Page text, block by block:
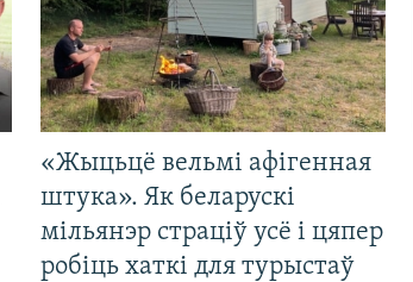
«Жыцьцё вельмі афігенная
штука». Як беларускі
мільянэр страціў усё і цяпер
робіць хаткі для турыстаў